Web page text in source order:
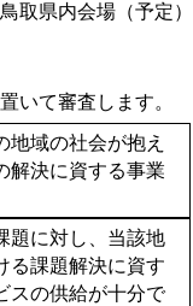
県内会場（予定）
いて審査します。
地域の社会が抱え
解決に資する事業
題に対し、当該地
る課題解決に資す
スの供給が十分で